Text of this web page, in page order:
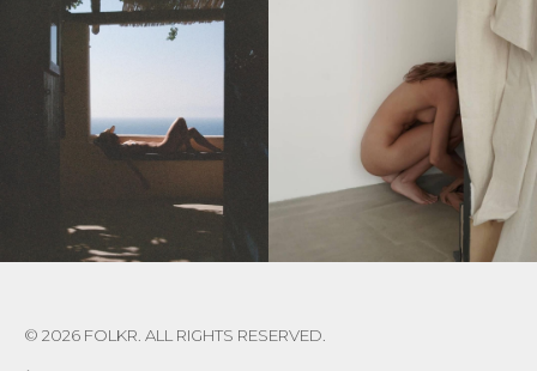
© 2026 FOLKR. ALL RIGHTS RESERVED.